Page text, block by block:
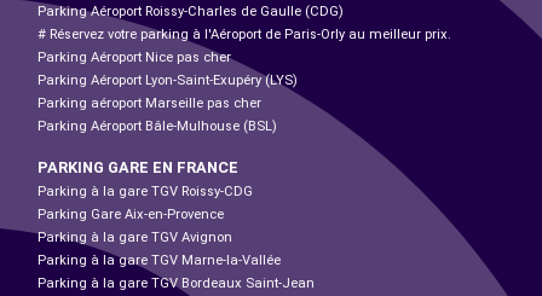
Parking Aéroport Roissy-Charles de Gaulle (CDG)
# Réservez votre parking à l'Aéroport de Paris-Orly au meilleur prix.
Parking Aéroport Nice pas cher
Parking Aéroport Lyon-Saint-Exupéry (LYS)
Parking aéroport Marseille pas cher
Parking Aéroport Bâle-Mulhouse (BSL)
PARKING GARE EN FRANCE
Parking à la gare TGV Roissy-CDG
Parking Gare Aix-en-Provence
Parking à la gare TGV Avignon
Parking à la gare TGV Marne-la-Vallée
Parking à la gare TGV Bordeaux Saint-Jean